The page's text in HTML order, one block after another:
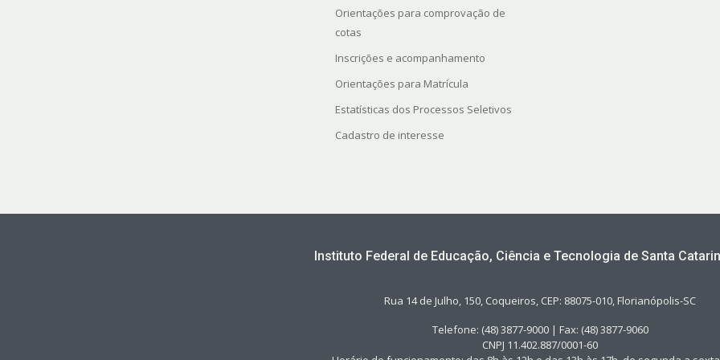
Orientações para comprovação de
cotas
Inscrições e acompanhamento
Orientações para Matrícula
Estatísticas dos Processos Seletivos
Cadastro de interesse
Instituto Federal de Educação, Ciência e Tecnologia de Santa
Rua 14 de Julho, 150, Coqueiros, CEP: 88075-010, Florianópolis-SC
Telefone: (48) 3877-9000 | Fax: (48) 3877-9060
CNPJ 11.402.887/0001-60